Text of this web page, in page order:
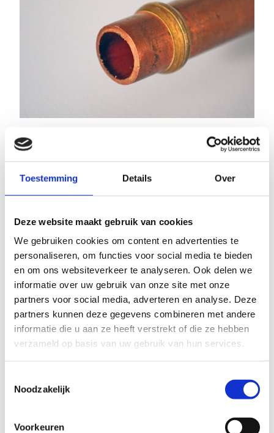
Toestemming Details Over
Deze website maakt gebruik van cookies
We gebruiken cookies om content en advertenties te
personaliseren, om functies voor social media te bieden
en om ons websiteverkeer te analyseren. Ook delen we
informatie over uw gebruik van onze site met onze
partners voor social media, adverteren en analyse. Deze
partners kunnen deze gegevens combineren met andere
informatie die u aan ze heeft verstrekt of die ze hebben
verzameld op basis van uw gebruik van hun services.
Noodzakelijk
Voorkeuren
Waterleiding van koper (bron: Oasen)
Waterleiding van PVC (bron: Oasen)
Hoe herken ik loden
waterleidingen?